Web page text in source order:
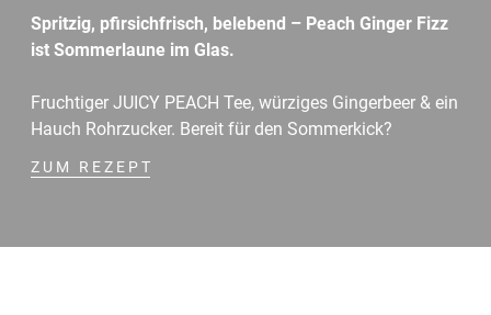
Spritzig, pfirsichfrisch, belebend – Peach Ginger Fizz
ist Sommerlaune im Glas.
Fruchtiger JUICY PEACH Tee, würziges Gingerbeer & ein
Hauch Rohrzucker. Bereit für den Sommerkick?
ZUM REZEPT